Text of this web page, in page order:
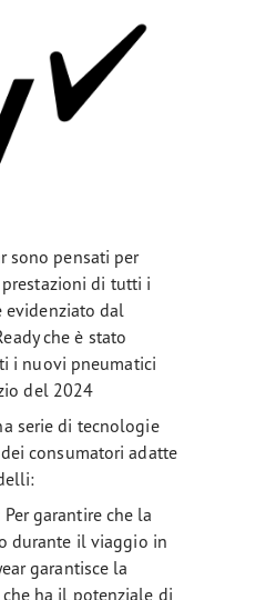
sono pensati per
di tutti i
evidenziato dal
che è stato
i nuovi pneumatici
del 2024
serie di tecnologie
consumatori adatte
garantire che la
durante il viaggio in
garantisce la
ha il potenziale di